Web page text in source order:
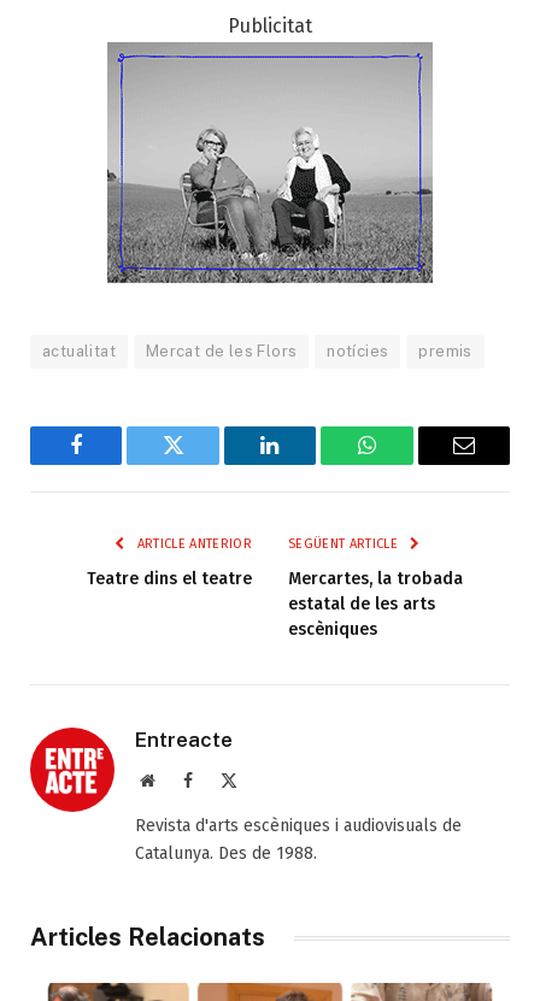
Publicitat
actualitat Mercat de les Flors notícies premis
Facebook Twitter LinkedIn WhatsAppEmail
ARTICLE ANTERIOR
Teatre dins el teatre
SEGÜENT ARTICLE
Mercartes, la trobada
estatal de les arts
escèniques
Entreacte
Web Facebook
Revista d'arts escèniques i audiovisuals de
Catalunya. Des de 1988.
Articles Relacionats